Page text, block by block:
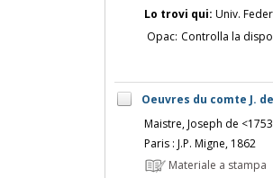
Lo trovi qui: Univ.
Opac: Controlla la
Oeuvres du comte J.
Maistre, Joseph de
Paris : J.P. Migne, 1862
Materiale a stampa